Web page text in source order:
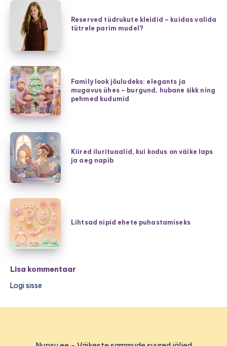
Reserved
tüdrukute
kleidid
kuidas
valida
tütrele
parim
mudel?
Reserved tüdrukute kleidid – kuidas valida
tütrele parim mudel?
Family
look
jõuludeks:
elegants
mugavus
ühes
burgund,
hubane
šikk
ning
pehmed
kudumid
Family look jõuludeks: elegants ja
mugavus ühes – burgund, hubane šikk ning
pehmed kudumid
Kiired
ilurituaalid,
kui
kodus
on
väike
laps
ja
aeg
napib
Kiired ilurituaalid, kui kodus on väike laps
ja aeg napib
Lihtsad
nipid
ehete
puhastamiseks
Lihtsad nipid ehete puhastamiseks
Lisa kommentaar
Logi sisse